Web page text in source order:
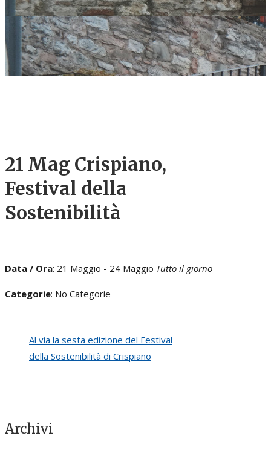
21 Mag Crispiano,
Festival della
Sostenibilità
Data / Ora: 21 Maggio - 24 Maggio Tutto il giorno
Categorie: No Categorie
Al via la sesta edizione del Festival
della Sostenibilità di Crispiano
Archivi